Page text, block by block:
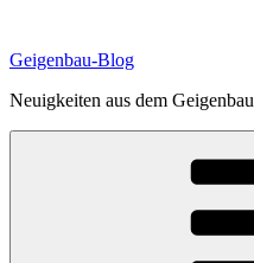
springen
Geigenbau-Blog
Neuigkeiten aus dem Geigenbau